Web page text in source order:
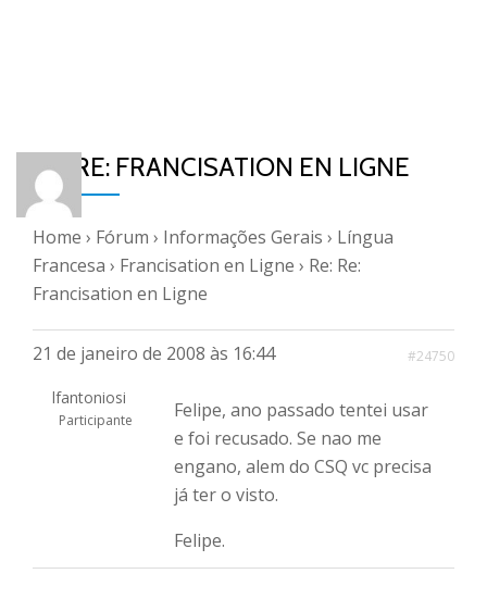
RE: RE: FRANCISATION EN LIGNE
Home › Fórum › Informações Gerais › Língua
Francesa › Francisation en Ligne › Re: Re:
Francisation en Ligne
21 de janeiro de 2008 às 16:44 #24750
lfantoniosi
Participante
Felipe, ano passado tentei usar
e foi recusado. Se nao me
engano, alem do CSQ vc precisa
já ter o visto.
Felipe.